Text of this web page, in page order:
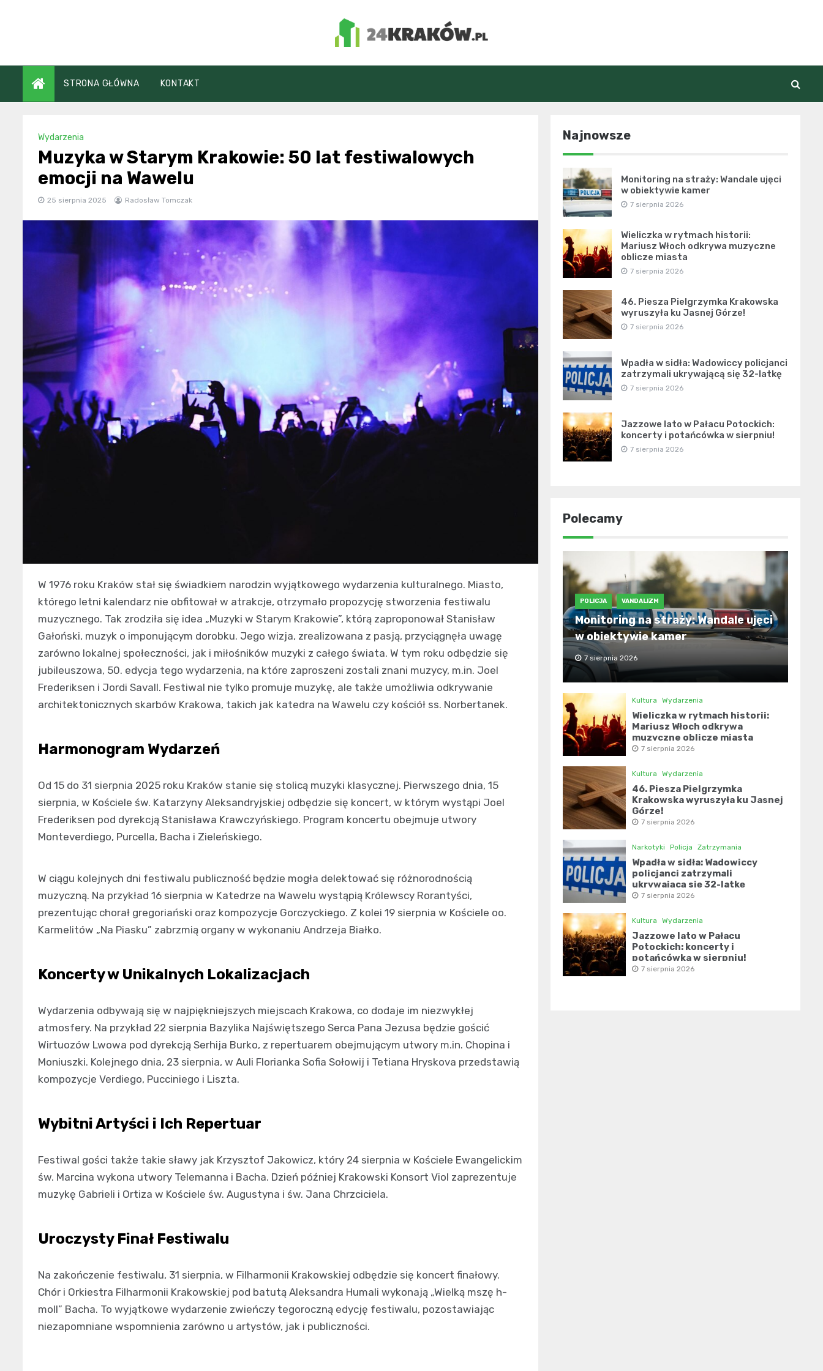
24Kraków.pl
STRONA GŁÓWNA KONTAKT
Wydarzenia
Muzyka w Starym Krakowie: 50 lat festiwalowych
emocji na Wawelu
25 sierpnia 2025 Radosław Tomczak
W 1976 roku Kraków stał się świadkiem narodzin wyjątkowego wydarzenia kulturalnego. Miasto,
którego letni kalendarz nie obfitował w atrakcje, otrzymało propozycję stworzenia festiwalu
muzycznego. Tak zrodziła się idea „Muzyki w Starym Krakowie”, którą zaproponował Stanisław
Gałoński, muzyk o imponującym dorobku. Jego wizja, zrealizowana z pasją, przyciągnęła uwagę
zarówno lokalnej społeczności, jak i miłośników muzyki z całego świata. W tym roku odbędzie się
jubileuszowa, 50. edycja tego wydarzenia, na które zaproszeni zostali znani muzycy, m.in. Joel
Frederiksen i Jordi Savall. Festiwal nie tylko promuje muzykę, ale także umożliwia odkrywanie
architektonicznych skarbów Krakowa, takich jak katedra na Wawelu czy kościół ss. Norbertanek.
Harmonogram Wydarzeń
Od 15 do 31 sierpnia 2025 roku Kraków stanie się stolicą muzyki klasycznej. Pierwszego dnia, 15
sierpnia, w Kościele św. Katarzyny Aleksandryjskiej odbędzie się koncert, w którym wystąpi Joel
Frederiksen pod dyrekcją Stanisława Krawczyńskiego. Program koncertu obejmuje utwory
Monteverdiego, Purcella, Bacha i Zieleńskiego.
W ciągu kolejnych dni festiwalu publiczność będzie mogła delektować się różnorodnością
muzyczną. Na przykład 16 sierpnia w Katedrze na Wawelu wystąpią Królewscy Rorantyści,
prezentując chorał gregoriański oraz kompozycje Gorczyckiego. Z kolei 19 sierpnia w Kościele oo.
Karmelitów „Na Piasku” zabrzmią organy w wykonaniu Andrzeja Białko.
Koncerty w Unikalnych Lokalizacjach
Wydarzenia odbywają się w najpiękniejszych miejscach Krakowa, co dodaje im niezwykłej
atmosfery. Na przykład 22 sierpnia Bazylika Najświętszego Serca Pana Jezusa będzie gościć
Wirtuozów Lwowa pod dyrekcją Serhija Burko, z repertuarem obejmującym utwory m.in. Chopina i
Moniuszki. Kolejnego dnia, 23 sierpnia, w Auli Florianka Sofia Sołowij i Tetiana Hryskova przedstawią
kompozycje Verdiego, Pucciniego i Liszta.
Wybitni Artyści i Ich Repertuar
Festiwal gości także takie sławy jak Krzysztof Jakowicz, który 24 sierpnia w Kościele Ewangelickim
św. Marcina wykona utwory Telemanna i Bacha. Dzień później Krakowski Konsort Viol zaprezentuje
muzykę Gabrieli i Ortiza w Kościele św. Augustyna i św. Jana Chrzciciela.
Uroczysty Finał Festiwalu
Na zakończenie festiwalu, 31 sierpnia, w Filharmonii Krakowskiej odbędzie się koncert finałowy.
Chór i Orkiestra Filharmonii Krakowskiej pod batutą Aleksandra Humali wykonają „Wielką mszę h-
moll” Bacha. To wyjątkowe wydarzenie zwieńczy tegoroczną edycję festiwalu, pozostawiając
niezapomniane wspomnienia zarówno u artystów, jak i publiczności.
Najnowsze
Monitoring na straży: Wandale ujęci
w obiektywie kamer
7 sierpnia 2026
Wieliczka w rytmach historii:
Mariusz Włoch odkrywa muzyczne
oblicze miasta
7 sierpnia 2026
46. Piesza Pielgrzymka Krakowska
wyruszyła ku Jasnej Górze!
7 sierpnia 2026
Wpadła w sidła: Wadowiccy policjanci
zatrzymali ukrywającą się 32-latkę
7 sierpnia 2026
Jazzowe lato w Pałacu Potockich:
koncerty i potańcówka w sierpniu!
7 sierpnia 2026
Polecamy
POLICJA VANDALIZM
Monitoring na straży: Wandale ujęci
w obiektywie kamer
7 sierpnia 2026
Kultura Wydarzenia
Wieliczka w rytmach historii:
Mariusz Włoch odkrywa
muzyczne oblicze miasta
7 sierpnia 2026
Kultura Wydarzenia
46. Piesza Pielgrzymka
Krakowska wyruszyła ku Jasnej
Górze!
7 sierpnia 2026
Narkotyki Policja Zatrzymania
Wpadła w sidła: Wadowiccy
policjanci zatrzymali
ukrywającą się 32-latkę
7 sierpnia 2026
Kultura Wydarzenia
Jazzowe lato w Pałacu
Potockich: koncerty i
potańcówka w sierpniu!
7 sierpnia 2026